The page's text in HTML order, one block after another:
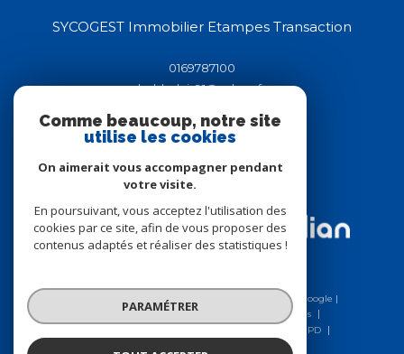
SYCOGEST Immobilier Etampes Transaction
0169787100
helderluis91@yahoo.fr
91150
étampes
Adhérents
© 2026 | Tous droits réservés | Traduction powered by Google |
Nos honoraires
Plan du site
Mentions légales
Politique RGPD
Comme beaucoup, notre site
utilise les cookies
On aimerait vous accompagner pendant
votre visite.
En poursuivant, vous acceptez l'utilisation des
cookies par ce site, afin de vous proposer des
contenus adaptés et réaliser des statistiques !
PARAMÉTRER